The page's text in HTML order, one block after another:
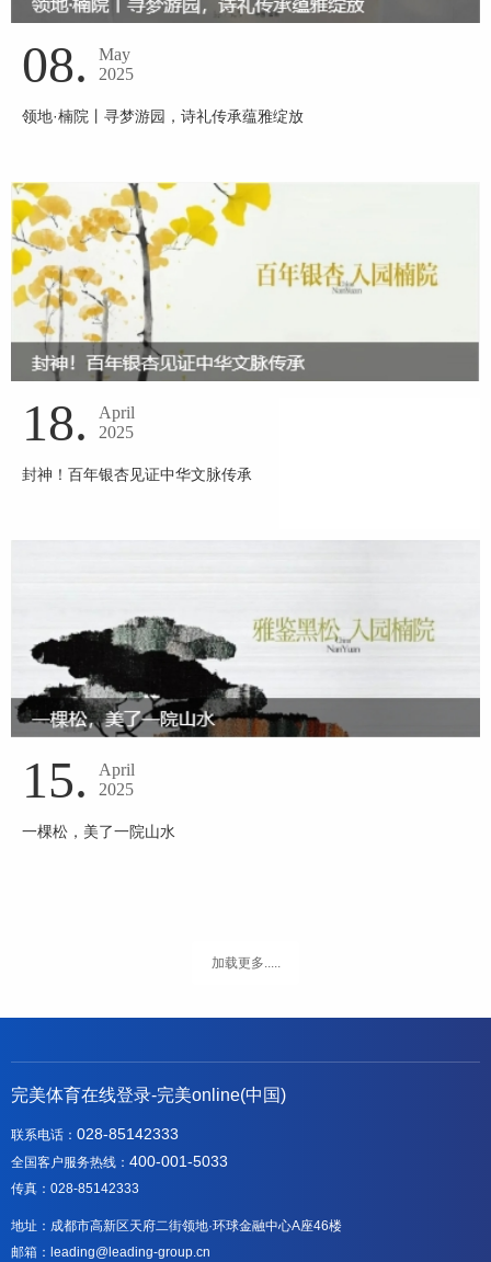
08.
May
2025
领地·楠院丨寻梦游园，诗礼传承蕴雅绽放
18.
April
2025
封神！百年银杏见证中华文脉传承
15.
April
2025
一棵松，美了一院山水
加载更多.....
完美体育在线登录-完美online(中国)
联系电话： 028-85142333
全国客户服务热线： 400-001-5033
传真：028-85142333
地址：成都市高新区天府二街领地·环球金融中心A座46楼
邮箱：leading@leading-group.cn